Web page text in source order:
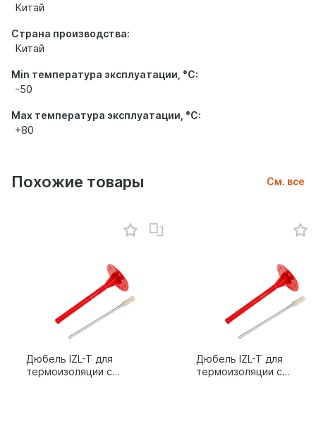
Китай
Страна производства:
Китай
Min температура эксплуатации, °С:
-50
Max температура эксплуатации, °С:
+80
Похожие товары См. все
Дюбель IZL-T для
термоизоляции с
Дюбель IZL-T для
термоизоляции с